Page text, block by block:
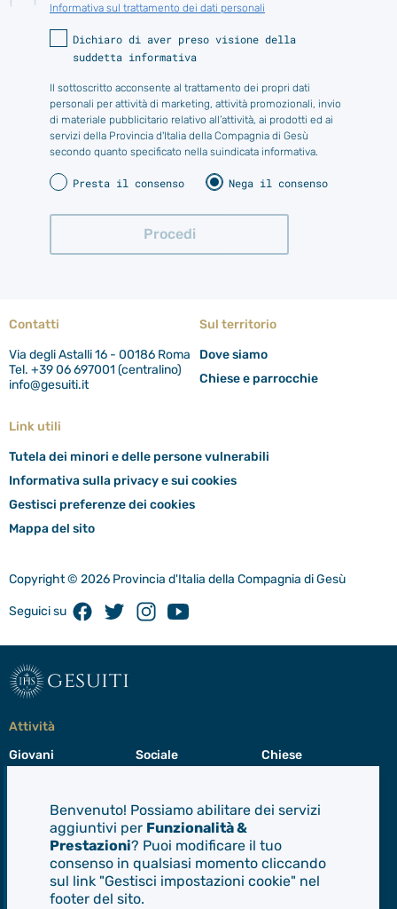
Informativa sul trattamento dei dati personali
Dichiaro di aver preso visione della
suddetta informativa
Il sottoscritto acconsente al trattamento dei propri dati
personali per attività di marketing, attività promozionali, invio
di materiale pubblicitario relativo all’attività, ai prodotti ed ai
servizi della Provincia d'Italia della Compagnia di Gesù
secondo quanto specificato nella suindicata informativa.
Presta il consenso Nega il consenso
Contatti
Via degli Astalli 16 - 00186 Roma
Tel. +39 06 697001 (centralino)
info@gesuiti.it
Sul territorio
Dove siamo
Chiese e parrocchie
Link utili
Tutela dei minori e delle persone vulnerabili
Informativa sulla privacy e sui cookies
Gestisci preferenze dei cookies
Mappa del sito
Copyright © 2026 Provincia d'Italia della Compagnia di Gesù
Seguici su FacebookTwitterInstagramYoutube
gesuiti
Attività
Giovani
Preghiera
Sociale
Cura del creato
Chiese
Formazione
Leadership
Gesuiti
Benvenuto! Possiamo abilitare dei servizi
aggiuntivi per Funzionalità &
Prestazioni? Puoi modificare il tuo
consenso in qualsiasi momento cliccando
sul link "Gestisci impostazioni cookie" nel
footer del sito.